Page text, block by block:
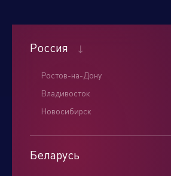
Россия
Ростов-на-Дону
Владивосток
Новосибирск
Беларусь